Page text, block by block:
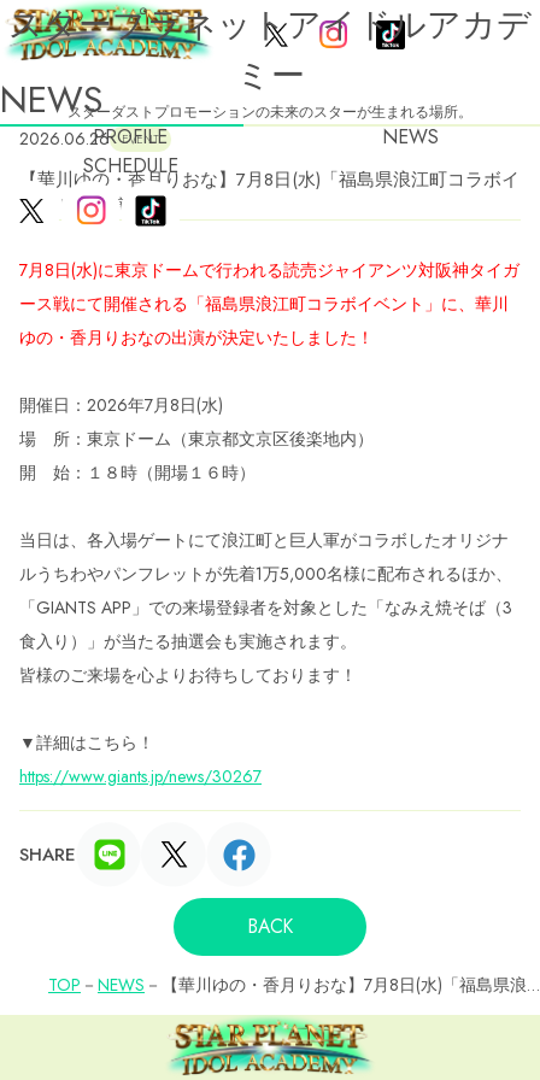
スタープラネットアイドルアカデ
ミー
スターダストプロモーションの未来のスターが生まれる場所。
PROFILE
NEWS
SCHEDULE
NEWS
2026.06.26 EVENT
【華川ゆの・香月りおな】7月8日(水)「福島県浪江町コラボイ
ベント」出演決定！
7月8日(水)に東京ドームで行われる読売ジャイアンツ対阪神タイガ
ース戦にて開催される「福島県浪江町コラボイベント」に、華川
ゆの・香月りおなの出演が決定いたしました！
開催日：2026年7月8日(水)
場 所：東京ドーム（東京都文京区後楽地内）
開 始：１８時（開場１６時）
当日は、各入場ゲートにて浪江町と巨人軍がコラボしたオリジナ
ルうちわやパンフレットが先着1万5,000名様に配布されるほか、
「GIANTS APP」での来場登録者を対象とした「なみえ焼そば（3
食入り）」が当たる抽選会も実施されます。
皆様のご来場を心よりお待ちしております！
▼詳細はこちら！
https://www.giants.jp/news/30267
SHARE
BACK
TOP NEWS
【華川ゆの・香月りおな】7月8日(水)「福島県浪
江町コラボイベント」出演決定！